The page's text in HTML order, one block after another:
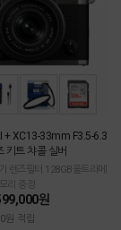
+ XC13-33mm F3.5-6.3
키트 챠콜 실버
렌즈필터 128GB울트라메
모리 증정
원
0원 적립